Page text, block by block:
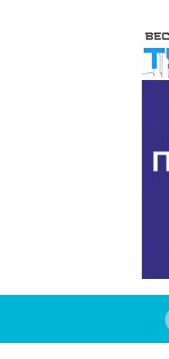
в юридических